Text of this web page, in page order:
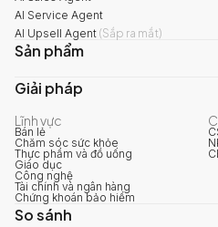
AI Service Agent
AI Upsell Agent (Sắp ra mắt)
Sản phẩm
Giải pháp
Lĩnh vực
Bán lẻ
Chăm sóc sức khỏe
Thực phẩm và đồ uống
Giáo dục
Công nghệ
Tài chính và ngân hàng
Chứng khoán bảo hiểm
So sánh